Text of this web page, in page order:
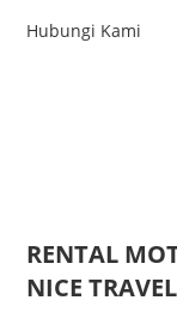
Hubungi Kami
RENTAL
NICE